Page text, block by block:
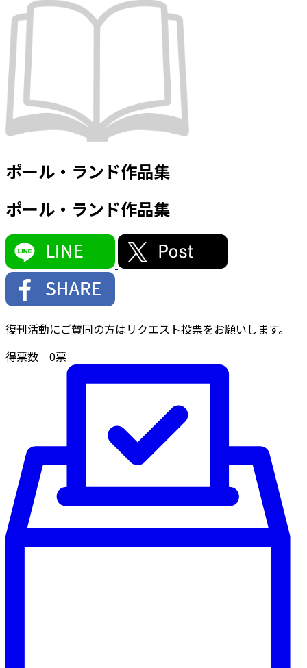
ポール・ランド作品集
ポール・ランド作品集
復刊活動にご賛同の方はリクエスト投票をお願いします。
得票数 0票